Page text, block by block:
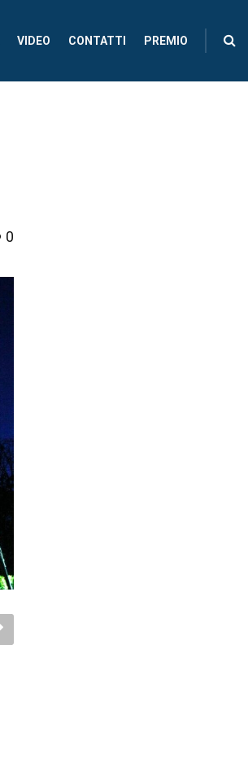
VIDEO CONTATTI PREMIO
0